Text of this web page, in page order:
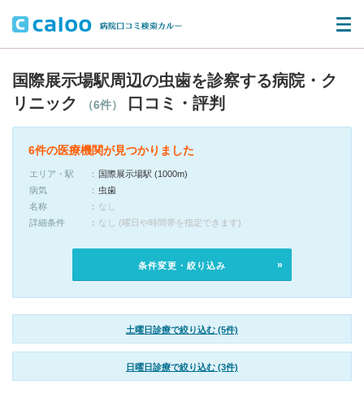
国際展示場駅周辺の虫歯を診察する病院・ク
リニック
（6件） 口コミ・評判
6件の医療機関が見つかりました
エリア・駅
国際展示場駅 (1000m)
病気
虫歯
名称
なし
詳細条件
なし (曜日や時間帯を指定できます)
条件変更・絞り込み
土曜日診療で絞り込む (5件)
日曜日診療で絞り込む (3件)